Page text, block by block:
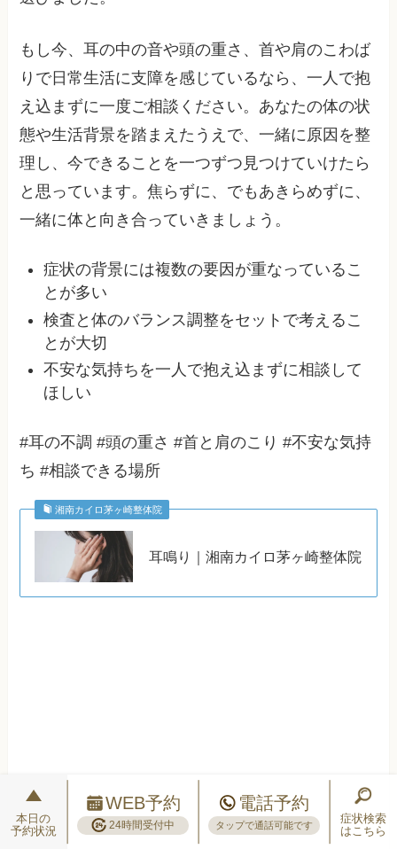
もし今、耳の中の音や頭の重さ、首や肩のこわば
りで日常生活に支障を感じているなら、一人で抱
え込まずに一度ご相談ください。あなたの体の状
態や生活背景を踏まえたうえで、一緒に原因を整
理し、今できることを一つずつ見つけていけたら
と思っています。焦らずに、でもあきらめずに、
一緒に体と向き合っていきましょう。
症状の背景には複数の要因が重なっているこ
とが多い
検査と体のバランス調整をセットで考えるこ
とが大切
不安な気持ちを一人で抱え込まずに相談して
ほしい
#耳の不調 #頭の重さ #首と肩のこり #不安な気持
ち #相談できる場所
湘南カイロ茅ヶ崎整体院
耳鳴り｜湘南カイロ茅ヶ崎整体院
本日の
予約状況
WEB予約
24時間受付中
電話予約
タップで通話可能です
症状検索
はこちら